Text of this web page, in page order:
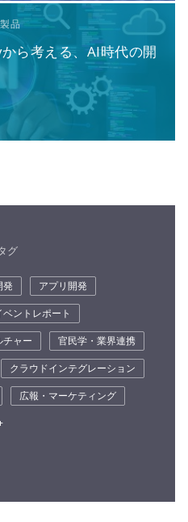
品
ら考える、AI時代の開
グ
発
アプリ開発
ベントレポート
チャー
官民学・業界連携
クラウドインテグレーション
広報・マーケティング